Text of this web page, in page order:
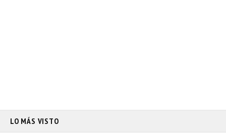
LO MÁS VISTO